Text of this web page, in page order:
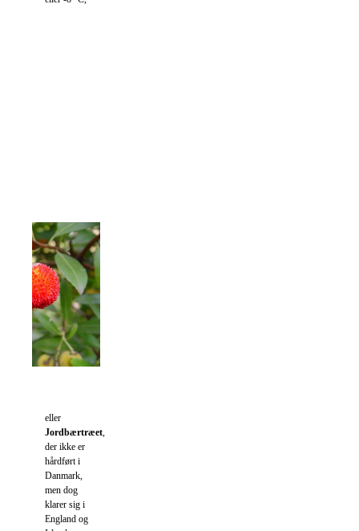
eller
Jordbærtræet
der ikke er
hårdført i
Danmark,
men dog
klarer sig i
England og